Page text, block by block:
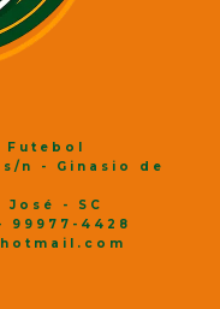
Futebol
n - Ginasio de
José - SC
99977-4428